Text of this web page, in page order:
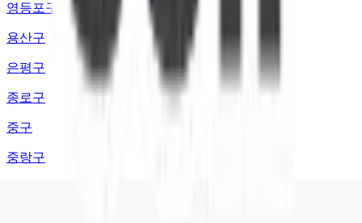
영등포구
용산구
은평구
종로구
중구
중랑구